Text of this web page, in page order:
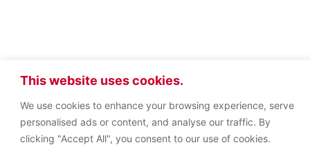
This website uses cookies.
We use cookies to enhance your browsing experience, serve
personalised ads or content, and analyse our traffic. By
clicking "Accept All", you consent to our use of cookies.